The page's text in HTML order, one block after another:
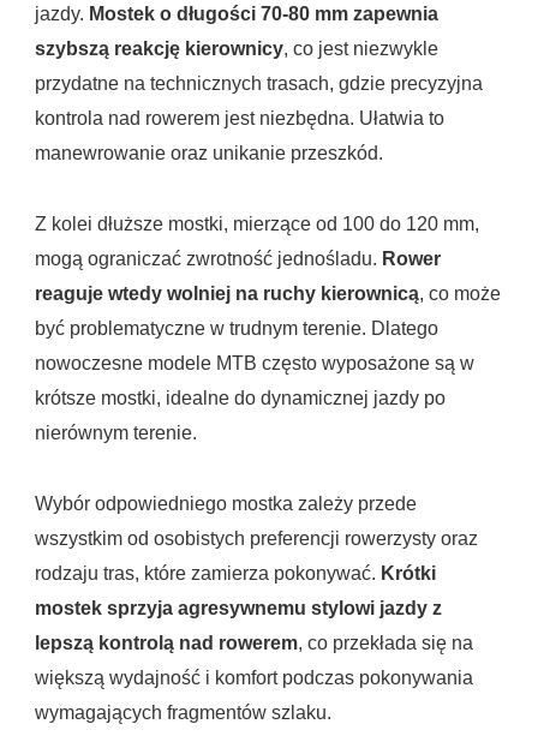
jazdy. Mostek o długości 70-80 mm zapewnia
szybszą reakcję kierownicy, co jest niezwykle
przydatne na technicznych trasach, gdzie precyzyjna
kontrola nad rowerem jest niezbędna. Ułatwia to
manewrowanie oraz unikanie przeszkód.
Z kolei dłuższe mostki, mierzące od 100 do 120 mm,
mogą ograniczać zwrotność jednośladu. Rower
reaguje wtedy wolniej na ruchy kierownicą, co może
być problematyczne w trudnym terenie. Dlatego
nowoczesne modele MTB często wyposażone są w
krótsze mostki, idealne do dynamicznej jazdy po
nierównym terenie.
Wybór odpowiedniego mostka zależy przede
wszystkim od osobistych preferencji rowerzysty oraz
rodzaju tras, które zamierza pokonywać. Krótki
mostek sprzyja agresywnemu stylowi jazdy z
lepszą kontrolą nad rowerem, co przekłada się na
większą wydajność i komfort podczas pokonywania
wymagających fragmentów szlaku.